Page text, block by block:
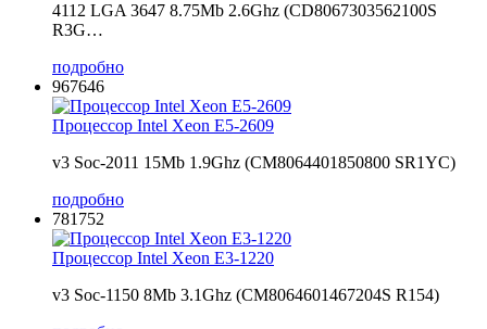
4112 LGA 3647 8.75Mb 2.6Ghz (CD8067303562100S
R3G…
подробно
967646
Процессор Intel Xeon E5-2609
v3 Soc-2011 15Mb 1.9Ghz (CM8064401850800 SR1YC)
подробно
781752
Процессор Intel Xeon E3-1220
v3 Soc-1150 8Mb 3.1Ghz (CM8064601467204S R154)